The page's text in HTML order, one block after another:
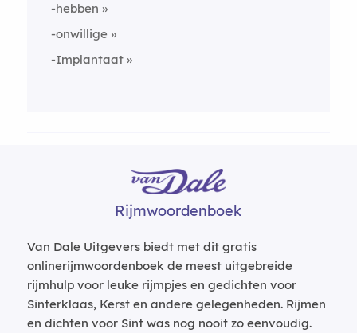
-hebben
-onwillige
-Implantaat
Rijmwoordenboek
Van Dale Uitgevers biedt met dit gratis
onlinerijmwoordenboek de meest uitgebreide
rijmhulp voor leuke rijmpjes en gedichten voor
Sinterklaas, Kerst en andere gelegenheden. Rijmen
en dichten voor Sint was nog nooit zo eenvoudig.